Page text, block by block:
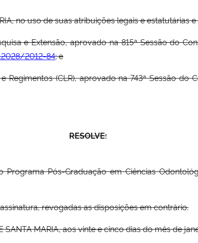
no uso de suas atribuições legais e estatutárias
e Extensão, aprovado na 815ª Sessão do
2012-84; e
(CLR), aprovado na 743ª Sessão do
RESOLVE:
Pós-Graduação em Ciências
revogadas as disposições em contrário.
SANTA MARIA, aos vinte e cinco dias do mês de